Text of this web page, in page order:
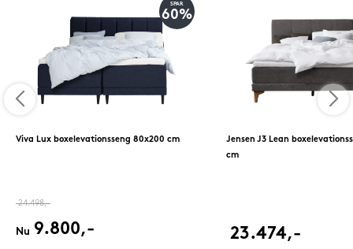
SPAR
60%
Viva Lux boxelevationsseng 80x200 cm
24.498,-
Nu 9.800,-
Jensen J3 Lean
cm
23.474,-